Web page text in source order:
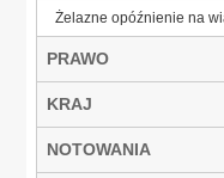
Żelazne opóźnienie na
PRAWO
KRAJ
NOTOWANIA